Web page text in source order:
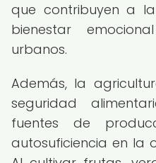
que contribuyen a
bienestar
urbanos.
Además, la
seguridad
fuentes de
autosuficiencia en la